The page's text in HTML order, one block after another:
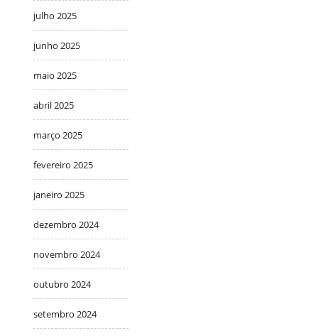
julho 2025
junho 2025
maio 2025
abril 2025
março 2025
fevereiro 2025
janeiro 2025
dezembro 2024
novembro 2024
outubro 2024
setembro 2024